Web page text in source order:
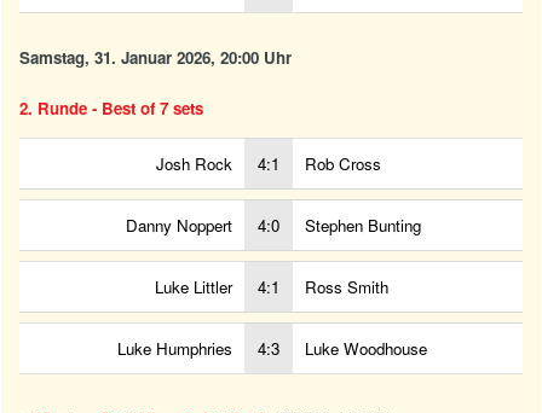
Samstag, 31. Januar 2026, 20:00 Uhr
2. Runde - Best of 7 sets
Josh Rock 4:1 Rob Cross
Danny Noppert 4:0 Stephen Bunting
Luke Littler 4:1 Ross Smith
Luke Humphries 4:3 Luke Woodhouse